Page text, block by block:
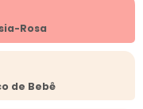
Rosa
de Bebê